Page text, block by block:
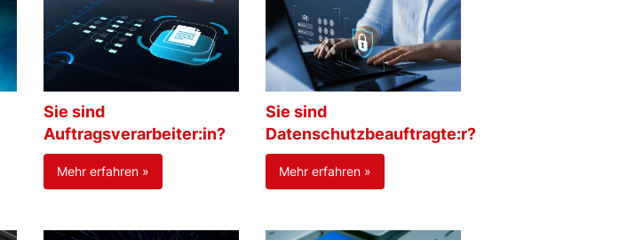
Sie sind
Auftragsverarbeiter:in?
Mehr erfahren »
Sie sind
Datenschutzbeauftragte:r?
Mehr erfahren »